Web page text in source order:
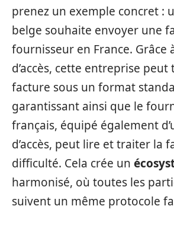
prenez un exemple concret :
belge souhaite envoyer une
fournisseur en France. Grâce
d’accès, cette entreprise
facture sous un format
garantissant ainsi que le
français, équipé également
d’accès, peut lire et traiter la
difficulté. Cela crée un
harmonisé, où toutes les
suivent un même protocole